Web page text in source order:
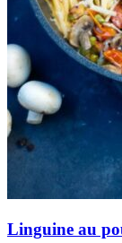
Linguine au